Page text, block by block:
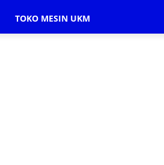
TOKO MESIN UKM